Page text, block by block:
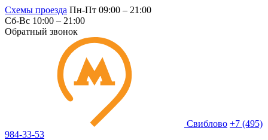
Схемы проезда Пн-Пт 09:00 – 21:00
Сб-Вс 10:00 – 21:00
Обратный звонок
Свиблово +7 (495)
984-33-53